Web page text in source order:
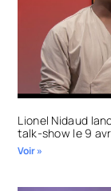
Lionel Nidaud
talk-show le 9
Voir »